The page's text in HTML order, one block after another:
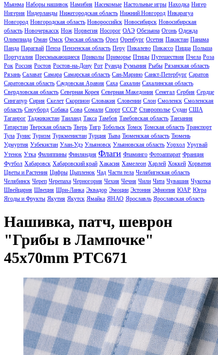
Мьянма Наборы нашивок Намибия Насекомые Настольные игры Находка Нигер
Нигерия Нидерланды Нижегородская область Нижний Новгород Никарагуа
Новгород Новгородская область Новороссийск Новосибирск Новосибирская
область Новочеркасск Нож Норвегия Носорог ОАЭ Обезьяна Огонь Одежда
Олимпиада Оман Омск Омская область Орел Оренбург Осетия Пакистан Панама
Панда Парагвай Пенза Пензенская область Перу Пикалево Пикассо Пицца Польша
Португалия Пресмыкающиеся Приколы Приморье Птицы Путешествия Пчела Роза
Рок Россия Ростов Ростов-на-Дону Рот Руанда Румыния Рыбы Рязанская область
Рязань Салават Самара Самарская область Сан-Марино Санкт-Петербург Саратов
Саратовская область Саудовская Аравия Саха Сахалин Сахалинская область
Свердловская область Северная Корея Северная Македония Сенегал Сербия Сердце
Сингапур Сирия Скелет Скорпион Словакия Словении Слон Смоленск Смоленская
область Сноуборд Собака Сова Сомали Спорт СССР Ставрополье Судан США
Таганрог Таджикистан Таиланд Такса Тамбов Тамбовская область Танзания
Татарстан Тверская область Тверь Тигр Тобольск Томск Томская область Транспорт
Тула Тунис Туризм Туркменистан Турция Тыва Тюменская область Тюмень
Удмуртия Узбекистан Улан-Удэ Ульяновск Ульяновская область Уорхол Уругвай
Утенок Утка Филиппины Финляндия Флаги Фламинго Фотоаппарат Франция
Футбол Хабаровск Хабаровский край Хакасия Хамелеон Харлей Хоккей Хорватия
Цветы и Растения Цифры Цыпленок Чад Части тела Челябигнская область
Челябинск Череп Черепаха Черногория Чехия Чечня Чили Чита Чувашия Чукотка
Швейцария Швеция Шри-Ланка Эквадор Эмоции Эстония Эфиопия ЮАР Югра
Ягоды и Фрукты Якутия Якутск Ямайка ЯНАО Ярославль Ярославская область
Нашивка, патч, шеврон
"Грибы в Лампочке"
45x70mm PTC671